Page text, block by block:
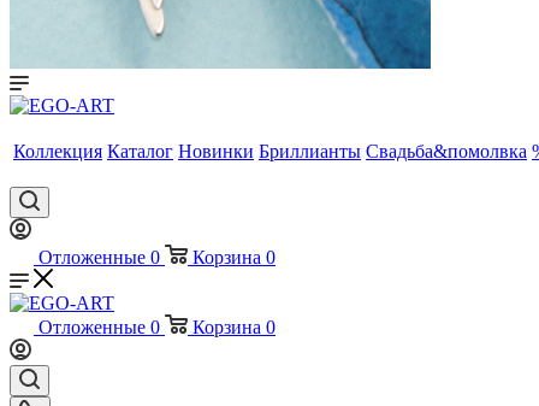
Коллекция Каталог Новинки Бриллианты Свадьба&помолвка
Отложенные 0 Корзина 0
Отложенные 0 Корзина 0